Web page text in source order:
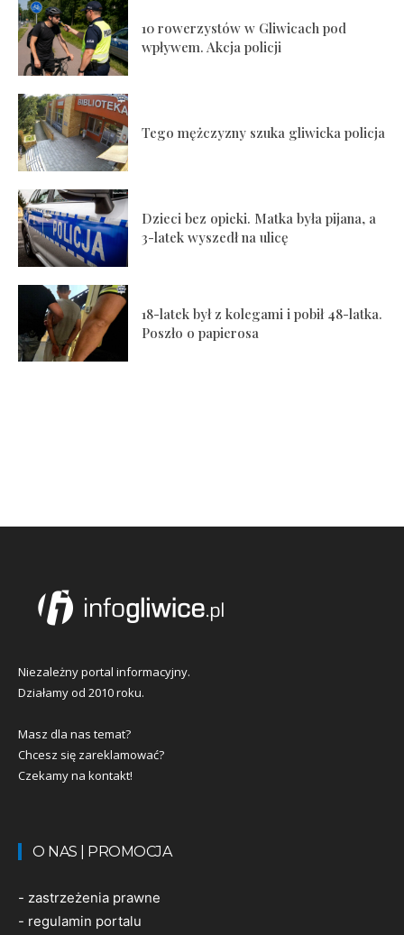
10 rowerzystów w Gliwicach pod
wpływem. Akcja policji
Tego mężczyzny szuka gliwicka policja
Dzieci bez opieki. Matka była pijana, a
3-latek wyszedł na ulicę
18-latek był z kolegami i pobił 48-latka.
Poszło o papierosa
Niezależny portal informacyjny.
Działamy od 2010 roku.
Masz dla nas temat?
Chcesz się zareklamować?
Czekamy na kontakt!
O NAS | PROMOCJA
- zastrzeżenia prawne
- regulamin portalu